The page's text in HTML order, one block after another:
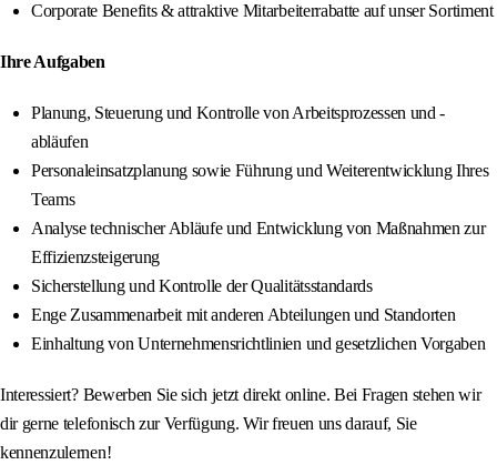
Corporate Benefits & attraktive Mitarbeiterrabatte auf unser Sortiment
Ihre Aufgaben
Planung, Steuerung und Kontrolle von Arbeitsprozessen und -
abläufen
Personaleinsatzplanung sowie Führung und Weiterentwicklung Ihres
Teams
Analyse technischer Abläufe und Entwicklung von Maßnahmen zur
Effizienzsteigerung
Sicherstellung und Kontrolle der Qualitätsstandards
Enge Zusammenarbeit mit anderen Abteilungen und Standorten
Einhaltung von Unternehmensrichtlinien und gesetzlichen Vorgaben
Interessiert? Bewerben Sie sich jetzt direkt online. Bei Fragen stehen wir
dir gerne telefonisch zur Verfügung. Wir freuen uns darauf, Sie
kennenzulernen!